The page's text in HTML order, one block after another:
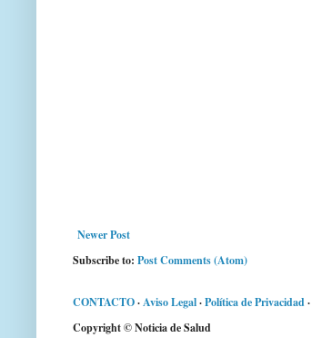
Newer Post
Subscribe to: Post Comments (Atom)
CONTACTO·Aviso Legal·Política de Privacidad·
Copyright © Noticia de Salud